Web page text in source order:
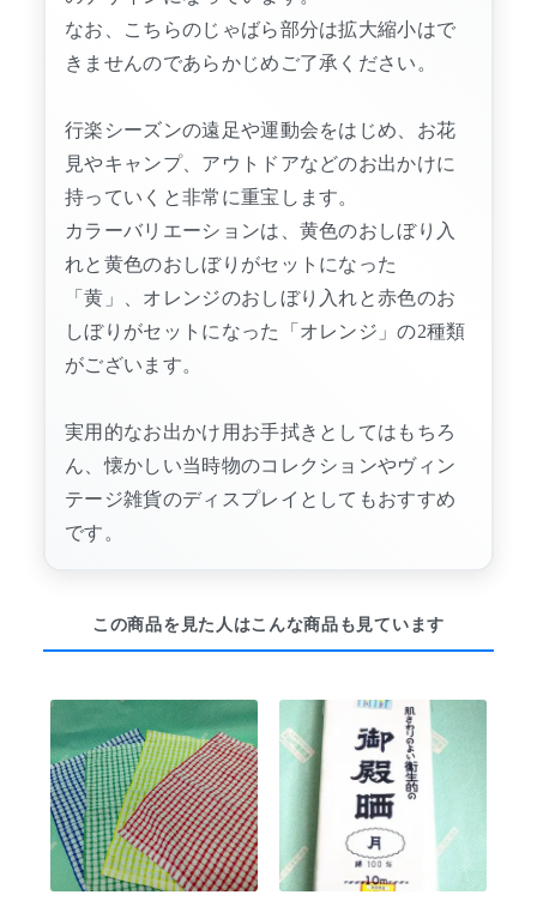
なお、こちらのじゃばら部分は拡大縮小はで
きませんのであらかじめご了承ください。
行楽シーズンの遠足や運動会をはじめ、お花
見やキャンプ、アウトドアなどのお出かけに
持っていくと非常に重宝します。
カラーバリエーションは、黄色のおしぼり入
れと黄色のおしぼりがセットになった
「黄」、オレンジのおしぼり入れと赤色のお
しぼりがセットになった「オレンジ」の2種類
がございます。
実用的なお出かけ用お手拭きとしてはもちろ
ん、懐かしい当時物のコレクションやヴィン
テージ雑貨のディスプレイとしてもおすすめ
です。
この商品を見た人はこんな商品も見ています